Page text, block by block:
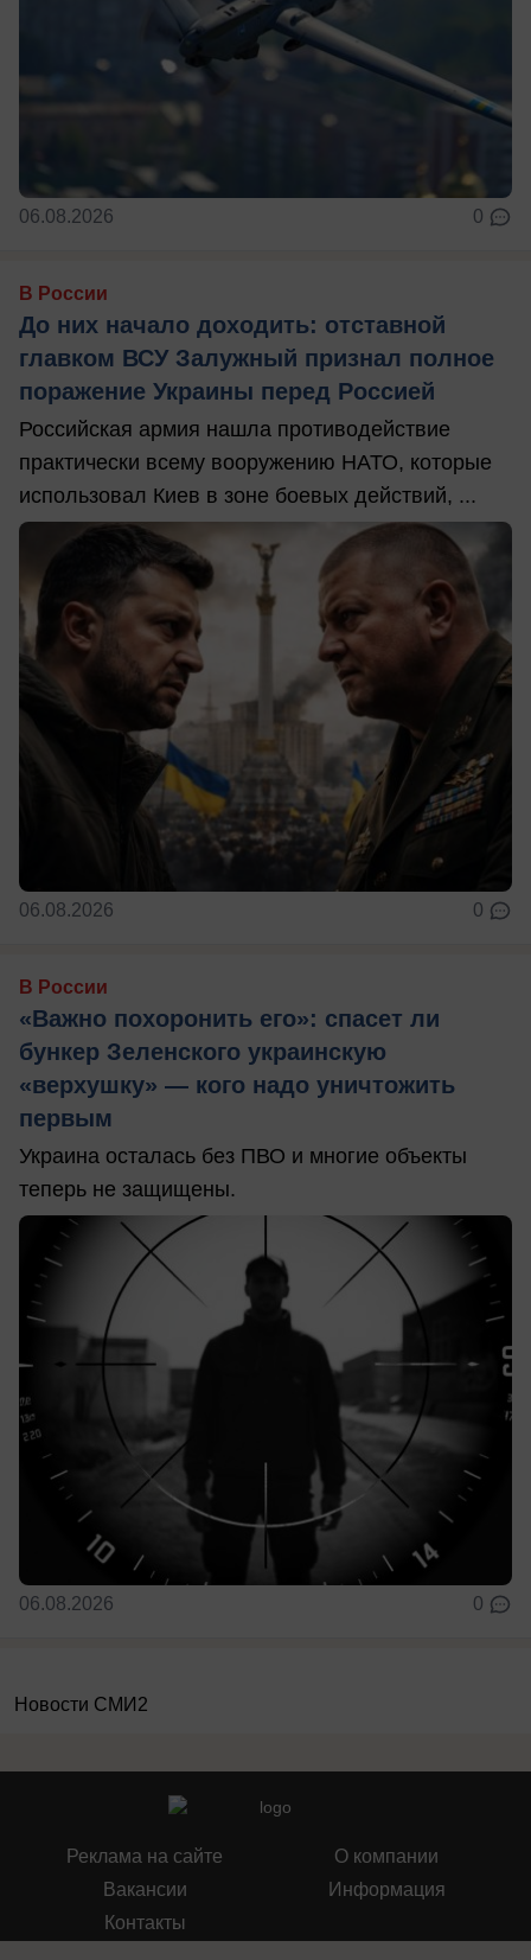
06.08.2026 0
В России
До них начало доходить: отставной
главком ВСУ Залужный признал полное
поражение Украины перед Россией
Российская армия нашла противодействие
практически всему вооружению НАТО, которые
использовал Киев в зоне боевых действий, ...
06.08.2026 0
В России
«Важно похоронить его»: спасет ли
бункер Зеленского украинскую
«верхушку» — кого надо уничтожить
первым
Украина осталась без ПВО и многие объекты
теперь не защищены.
06.08.2026 0
Новости СМИ2
Реклама на сайте
Вакансии
Контакты
О компании
Информация